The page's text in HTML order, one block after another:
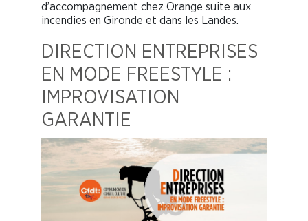
d’accompagnement chez Orange suite aux
incendies en Gironde et dans les Landes.
DIRECTION ENTREPRISES
EN MODE FREESTYLE :
IMPROVISATION
GARANTIE